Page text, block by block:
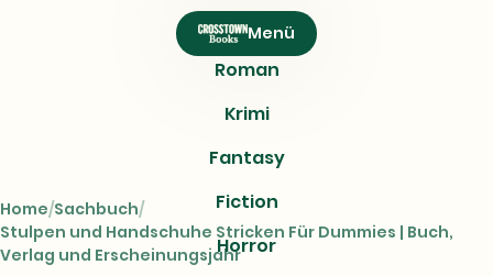
Menü
Roman
Krimi
Fantasy
Fiction
Horror
Home Sachbuch
Stulpen und Handschuhe Stricken Für Dummies | Buch,
Verlag und Erscheinungsjahr